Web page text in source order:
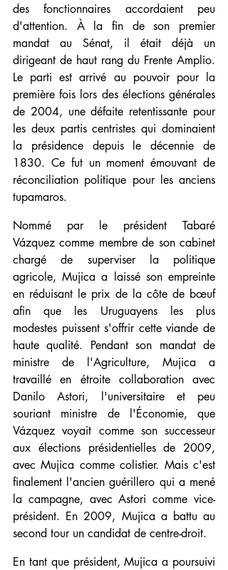
des fonctionnaires accordaient peu
d'attention. À la fin de son premier
mandat au Sénat, il était déjà un
dirigeant de haut rang du Frente Amplio.
Le parti est arrivé au pouvoir pour la
première fois lors des élections générales
de 2004, une défaite retentissante pour
les deux partis centristes qui dominaient
la présidence depuis le décennie de
1830. Ce fut un moment émouvant de
réconciliation politique pour les anciens
tupamaros.
Nommé par le président Tabaré
Vázquez comme membre de son cabinet
chargé de superviser la politique
agricole, Mujica a laissé son empreinte
en réduisant le prix de la côte de bœuf
afin que les Uruguayens les plus
modestes puissent s'offrir cette viande de
haute qualité. Pendant son mandat de
ministre de l'Agriculture, Mujica a
travaillé en étroite collaboration avec
Danilo Astori, l'universitaire et peu
souriant ministre de l'Économie, que
Vázquez voyait comme son successeur
aux élections présidentielles de 2009,
avec Mujica comme colistier. Mais c'est
finalement l'ancien guérillero qui a mené
la campagne, avec Astori comme vice-
président. En 2009, Mujica a battu au
second tour un candidat de centre-droit.
En tant que président, Mujica a poursuivi